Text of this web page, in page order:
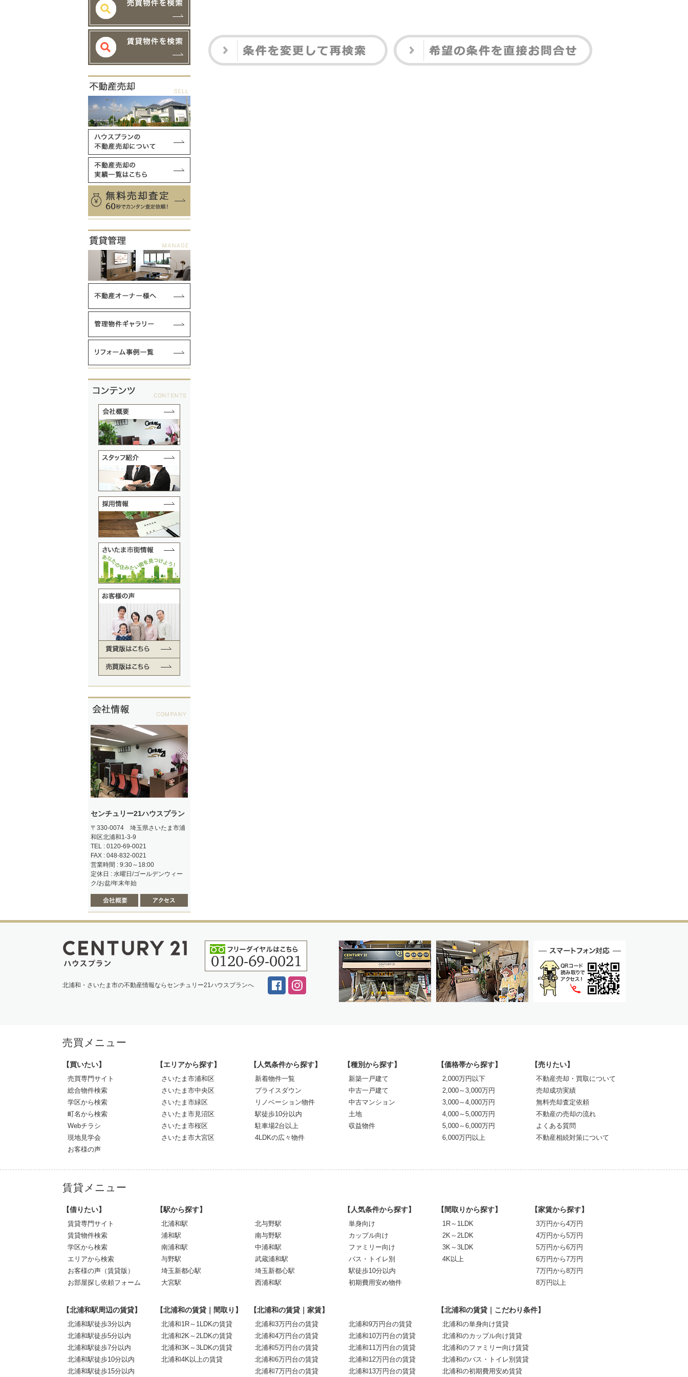
センチュリー21ハウスプラン
〒330-0074 埼玉県さいたま市浦
和区北浦和1-3-9
TEL : 0120-69-0021
FAX : 048-832-0021
営業時間 : 9:30～18:00
定休日 : 水曜日/ゴールデンウィー
ク/お盆/年末年始
北浦和・さいたま市の不動産情報ならセンチュリー21ハウスプランへ
売買メニュー
【買いたい】
売買専門サイト
総合物件検索
学区から検索
町名から検索
Webチラシ
現地見学会
お客様の声
【エリアから探す】
さいたま市浦和区
さいたま市中央区
さいたま市緑区
さいたま市見沼区
さいたま市桜区
さいたま市大宮区
【人気条件から探す】
新着物件一覧
プライスダウン
リノベーション物件
駅徒歩10分以内
駐車場2台以上
4LDKの広々物件
【種別から探す】
新築一戸建て
中古一戸建て
中古マンション
土地
収益物件
【価格帯から探す】
2,000万円以下
2,000～3,000万円
3,000～4,000万円
4,000～5,000万円
5,000～6,000万円
6,000万円以上
【売りたい】
不動産売却・買取について
売却成功実績
無料売却査定依頼
不動産の売却の流れ
よくある質問
不動産相続対策について
賃貸メニュー
【借りたい】
賃貸専門サイト
賃貸物件検索
学区から検索
エリアから検索
お客様の声（賃貸版）
お部屋探し依頼フォーム
【駅から探す】
北浦和駅
浦和駅
南浦和駅
与野駅
埼玉新都心駅
大宮駅
北与野駅
南与野駅
中浦和駅
武蔵浦和駅
埼玉新都心駅
西浦和駅
【人気条件から探す】
単身向け
カップル向け
ファミリー向け
バス・トイレ別
駅徒歩10分以内
初期費用安め物件
【間取りから探す】
1R～1LDK
2K～2LDK
3K～3LDK
4K以上
【家賃から探す】
3万円から4万円
4万円から5万円
5万円から6万円
6万円から7万円
7万円から8万円
8万円以上
【北浦和駅周辺の賃貸】
北浦和駅徒歩3分以内
北浦和駅徒歩5分以内
北浦和駅徒歩7分以内
北浦和駅徒歩10分以内
北浦和駅徒歩15分以内
【北浦和の賃貸｜間取り】
北浦和1R～1LDKの賃貸
北浦和2K～2LDKの賃貸
北浦和3K～3LDKの賃貸
北浦和4K以上の賃貸
【北浦和の賃貸｜家賃】
北浦和3万円台の賃貸
北浦和4万円台の賃貸
北浦和5万円台の賃貸
北浦和6万円台の賃貸
北浦和7万円台の賃貸
北浦和9万円台の賃貸
北浦和10万円台の賃貸
北浦和11万円台の賃貸
北浦和12万円台の賃貸
北浦和13万円台の賃貸
【北浦和の賃貸｜こだわり条件】
北浦和の単身向け賃貸
北浦和のカップル向け賃貸
北浦和のファミリー向け賃貸
北浦和のバス・トイレ別賃貸
北浦和の初期費用安め賃貸